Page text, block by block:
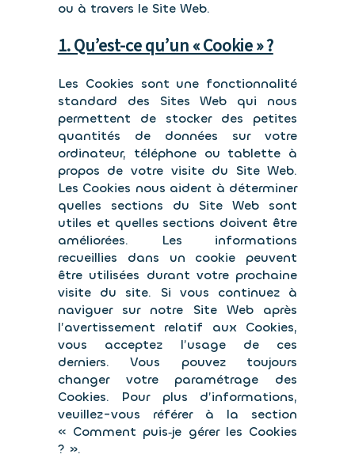
ou à travers le Site Web.
1. Qu’est-ce qu’un « Cookie » ?
Les Cookies sont une fonctionnalité
standard des Sites Web qui nous
permettent de stocker des petites
quantités de données sur votre
ordinateur, téléphone ou tablette à
propos de votre visite du Site Web.
Les Cookies nous aident à déterminer
quelles sections du Site Web sont
utiles et quelles sections doivent être
améliorées. Les informations
recueillies dans un cookie peuvent
être utilisées durant votre prochaine
visite du site. Si vous continuez à
naviguer sur notre Site Web après
l’avertissement relatif aux Cookies,
vous acceptez l’usage de ces
derniers. Vous pouvez toujours
changer votre paramétrage des
Cookies. Pour plus d’informations,
veuillez-vous référer à la section
« Comment puis‑je gérer les Cookies
? ».